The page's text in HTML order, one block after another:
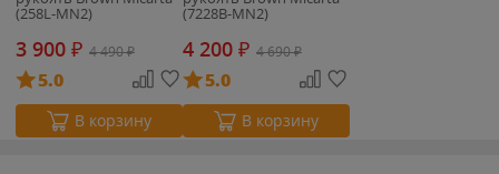
(258L-MN2)
3 900 ₽ 4 490₽
5.0
В корзину
(7228B-MN2)
4 200 ₽ 4 690₽
5.0
В корзину